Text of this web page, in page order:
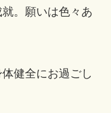
。願いは色々あ
健全にお過ごし